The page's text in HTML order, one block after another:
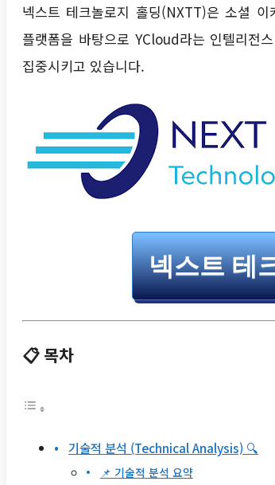
넥스트 테크놀로지 홀딩(NXTT)은 소셜
플랫폼을 바탕으로 YCloud라는 인텔리전
집중시키고 있습니다.
넥스트 테
📋 목차
기술적 분석 (Technical Analysis) 🔍
📌 기술적 분석 요약